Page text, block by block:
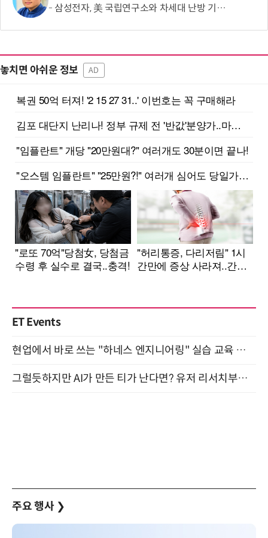
삼성전자, 美 국립연구소와 차세대 난방 기술 개발한다
놓치면 아쉬운 정보 AD
ET Events
현업에서 바로 쓰는 "하네스 엔지니어링" 실습 교육 워크숍 8월 20일 개최
그럴듯하지만 AI가 만든 티가 난다면? 유저 리서치부터 배포까지! (9/15)
주요 행사 ❯